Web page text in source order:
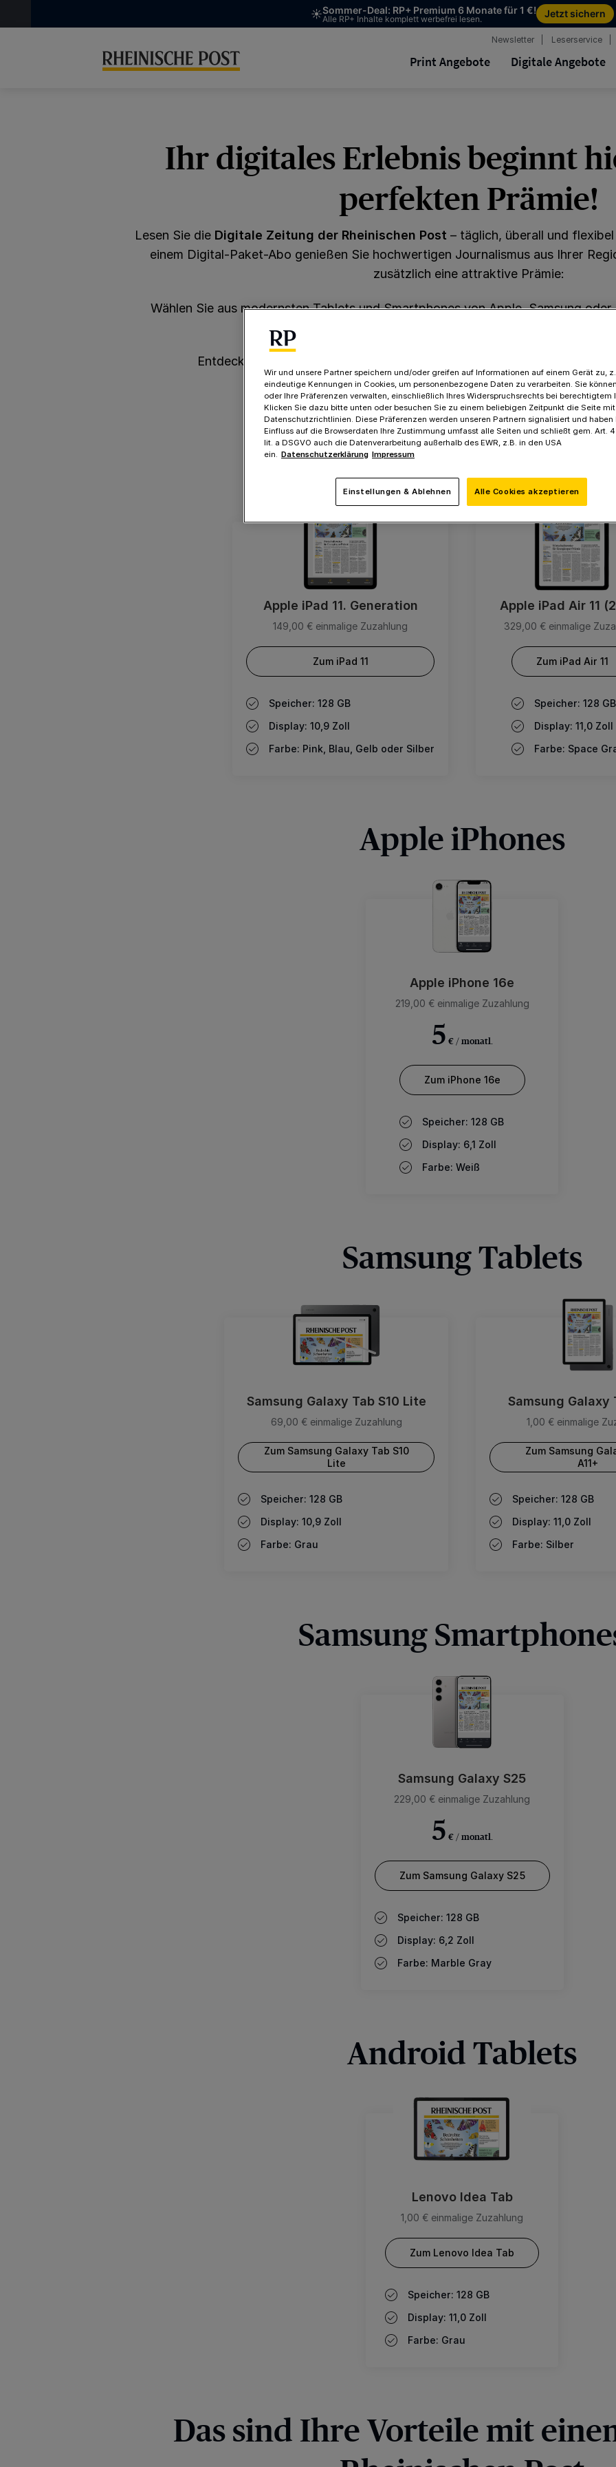
Newsletter Leserservice
Print Angebote Digitale Angebote
Ihr digitales Erlebnis beginnt
perfekten Prämie!
Lesen Sie die Digitale Zeitung der Rheinischen Post – täglich, überall und
einem Digital-Paket-Abo genießen Sie hochwertigen Journalismus aus Ihrer
zusätzlich eine attraktive Prämie:
Wählen Sie aus modernsten Tablets und Smartphones von Apple, Samsung
entscheiden Sie sich für unsere
Entdecken Sie alle Angebote, sichern Sie sich Ihre Wunschprämie und
Apple iPads
Apple iPad 11. Generation
149,00 € einmalige Zuzahlung
Zum iPad 11
Speicher: 128 GB
Display: 10,9 Zoll
Farbe: Pink, Blau, Gelb oder Silber
Apple iPad Air 11
329,00 € einmalige
Zum iPad Air 11
Speicher: 128 GB
Display: 11,0 Zoll
Farbe: Space
Apple iPhones
Apple iPhone 16e
219,00 € einmalige Zuzahlung
5 € / monatl.
Zum iPhone 16e
Speicher: 128 GB
Display: 6,1 Zoll
Farbe: Weiß
Samsung Tablets
Samsung Galaxy Tab S10 Lite
69,00 € einmalige Zuzahlung
Zum Samsung Galaxy Tab S10
Lite
Speicher: 128 GB
Display: 10,9 Zoll
Farbe: Grau
Samsung Galaxy
1,00 € einmalige
Zum Samsung
A11+
Speicher: 128 GB
Display: 11,0 Zoll
Farbe: Silber
Samsung
Samsung Galaxy S25
229,00 € einmalige Zuzahlung
5 € / monatl.
Zum Samsung Galaxy S25
Speicher: 128 GB
Display: 6,2 Zoll
Farbe: Marble Gray
Android Tablets
Lenovo Idea Tab
1,00 € einmalige Zuzahlung
Zum Lenovo Idea Tab
Speicher: 128 GB
Display: 11,0 Zoll
Farbe: Grau
Das sind Ihre Vorteile mit
Wir und unsere Partner speichern und/oder greifen auf Informationen auf einem Gerät zu,
eindeutige Kennungen in Cookies, um personenbezogene Daten zu verarbeiten. Sie
oder Ihre Präferenzen verwalten, einschließlich Ihres Widerspruchsrechts bei berechtigtem
Klicken Sie dazu bitte unten oder besuchen Sie zu einem beliebigen Zeitpunkt die Seite
Datenschutzrichtlinien. Diese Präferenzen werden unseren Partnern signalisiert und haben
Einfluss auf die Browserdaten Ihre Zustimmung umfasst alle Seiten und schließt gem. Art.
lit. a DSGVO auch die Datenverarbeitung außerhalb des EWR, z.B. in den USA
ein. Datenschutzerklärung Impressum
Einstellungen & Ablehnen Alle Cookies akzeptieren